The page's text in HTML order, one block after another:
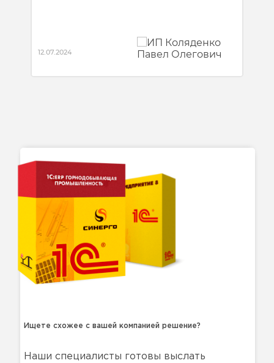
12.07.2024
Ищете схожее с вашей компанией решение?
Наши специалисты готовы выслать